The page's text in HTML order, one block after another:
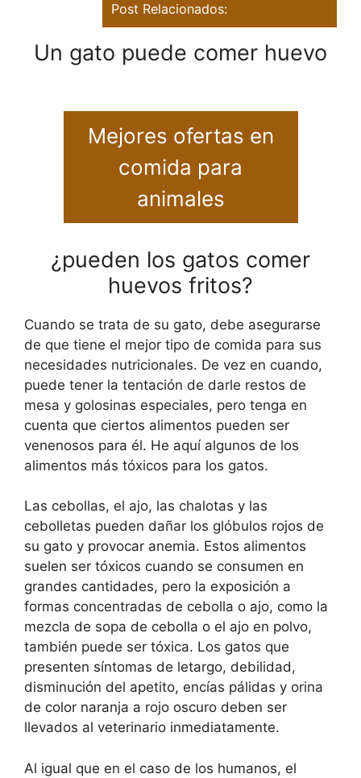
Post Relacionados:
Un gato puede comer huevo
Mejores ofertas en
comida para
animales
¿pueden los gatos comer
huevos fritos?
Cuando se trata de su gato, debe asegurarse
de que tiene el mejor tipo de comida para sus
necesidades nutricionales. De vez en cuando,
puede tener la tentación de darle restos de
mesa y golosinas especiales, pero tenga en
cuenta que ciertos alimentos pueden ser
venenosos para él. He aquí algunos de los
alimentos más tóxicos para los gatos.
Las cebollas, el ajo, las chalotas y las
cebolletas pueden dañar los glóbulos rojos de
su gato y provocar anemia. Estos alimentos
suelen ser tóxicos cuando se consumen en
grandes cantidades, pero la exposición a
formas concentradas de cebolla o ajo, como la
mezcla de sopa de cebolla o el ajo en polvo,
también puede ser tóxica. Los gatos que
presenten síntomas de letargo, debilidad,
disminución del apetito, encías pálidas y orina
de color naranja a rojo oscuro deben ser
llevados al veterinario inmediatamente.
Al igual que en el caso de los humanos, el